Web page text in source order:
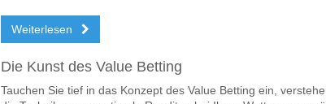
Weiterlesen
Die Kunst des Value Betting
Tauchen Sie tief in das Konzept des Value Betting ein,